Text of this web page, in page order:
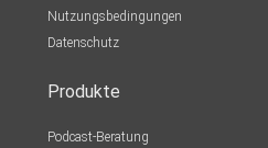
Nutzungsbedingungen
Datenschutz
Produkte
Podcast-Beratung